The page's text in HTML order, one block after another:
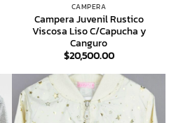
CAMPERA
Campera Juvenil Rustico
Viscosa Liso C/Capucha y
Canguro
$20,500.00